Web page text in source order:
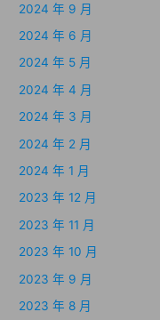
2024 年 9 月
2024 年 6 月
2024 年 5 月
2024 年 4 月
2024 年 3 月
2024 年 2 月
2024 年 1 月
2023 年 12 月
2023 年 11 月
2023 年 10 月
2023 年 9 月
2023 年 8 月